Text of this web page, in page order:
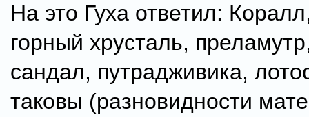
На это Гуха ответил:
горный хрусталь,
сандал, путрадживика,
таковы (разновидности